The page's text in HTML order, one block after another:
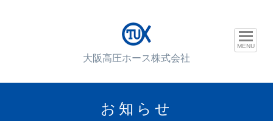
大阪高圧ホース株式会社
MENU
お知らせ